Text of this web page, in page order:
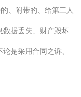
、附带的、给第三人
数据丢失、财产毁坏
是采用合同之诉、